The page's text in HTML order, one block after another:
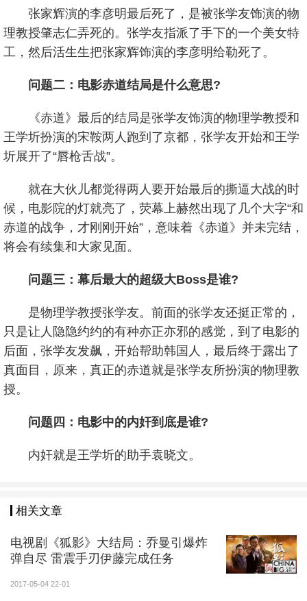
张家辉演的李彦明最后死了，是被张学友饰演的物
理教授肇志仁弄死的。张学友指派了手下的一个美女特
工，然后活生生把张家辉饰演的李彦明给勒死了。
问题二：电影赤道结局是什么意思?
《赤道》最后的结局是张学友饰演的物理学教授和
王学圻扮演的宋鞍两人跑到了京都，张学友开始和王学
圻展开了“唇枪舌战”。
就在大伙儿都觉得两人要开始最后的撕逼大战的时
候，电影院的灯就亮了，荧幕上赫然出现了几个大字“和
赤道的战争，才刚刚开始”，意味着《赤道》并未完结，
将会有续集和大家见面。
问题三：幕后最大的超级大Boss是谁?
是物理学教授张学友。前面的张学友还挺正常的，
只是让人隐隐约约的有种亦正亦邪的感觉，到了电影的
后面，张学友发飙，开始帮助韩国人，最后终于露出了
真面目，原来，真正的赤道就是张学友所扮演的物理教
授。
问题四：电影中的内奸到底是谁?
内奸就是王学圻的助手袁晓文。
相关文章
电视剧《狐影》大结局：乔曼引爆炸
弹自尽 雷震手刃伊藤完成任务
2017-05-04 22-01